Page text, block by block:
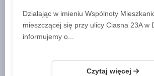
Działając w imieniu Wspólnoty
mieszczącej się przy ulicy Ciasna 23A w
informujemy o...
Czytaj więcej